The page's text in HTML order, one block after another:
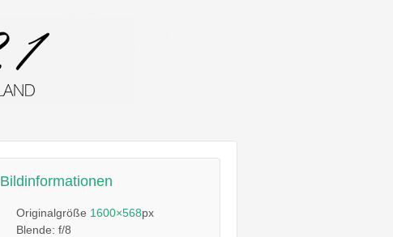
Bildinformationen
Originalgröße 1600×568px
Blende: f/8